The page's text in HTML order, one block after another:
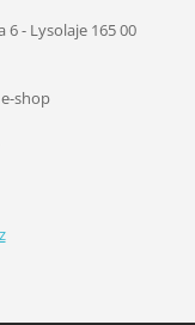
6 - Lysolaje 165 00
shop